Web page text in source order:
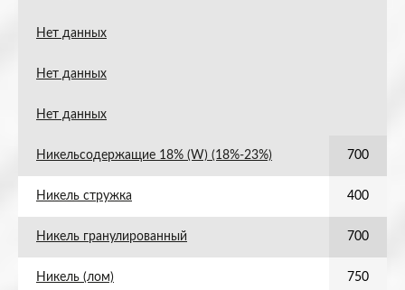
Нет данных
Нет данных
Нет данных
Никельсодержащие 18% (W) (18%-23%) 700
Никель стружка 400
Никель гранулированный 700
Никель (лом) 750